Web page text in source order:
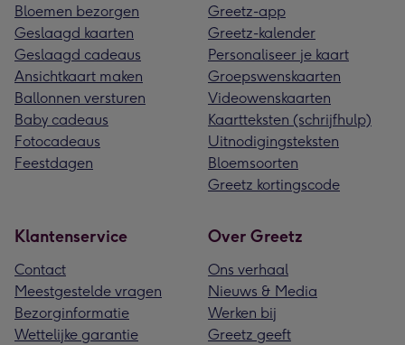
Bloemen bezorgen
Geslaagd kaarten
Geslaagd cadeaus
Ansichtkaart maken
Ballonnen versturen
Baby cadeaus
Fotocadeaus
Feestdagen
Greetz-app
Greetz-kalender
Personaliseer je kaart
Groepswenskaarten
Videowenskaarten
Kaartteksten (schrijfhulp)
Uitnodigingsteksten
Bloemsoorten
Greetz kortingscode
Klantenservice
Contact
Meestgestelde vragen
Bezorginformatie
Wettelijke garantie
Over Greetz
Ons verhaal
Nieuws & Media
Werken bij
Greetz geeft